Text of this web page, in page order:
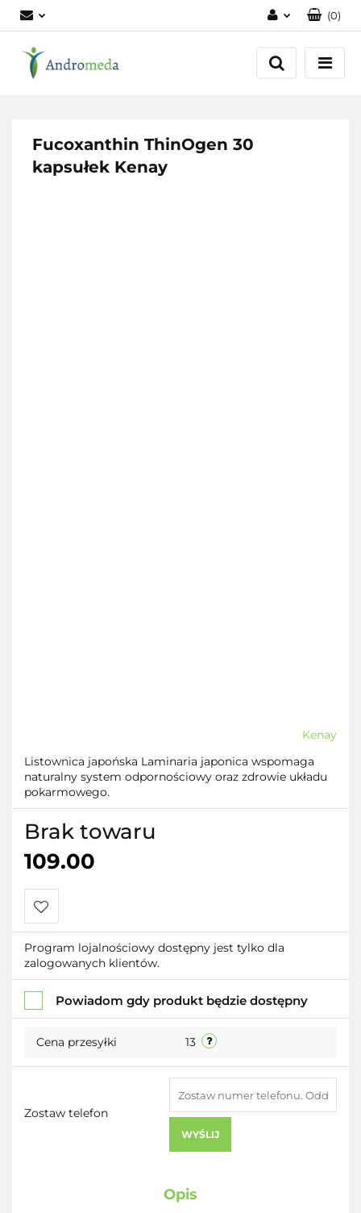
Zaloguj się
Zarejestruj się
(0)
Fucoxanthin ThinOgen 30
kapsułek Kenay
Kenay
Listownica japońska Laminaria japonica wspomaga
naturalny system odpornościowy oraz zdrowie układu
pokarmowego.
Brak towaru
109.00
Do
przechowalni
Program lojalnościowy dostępny jest tylko dla
zalogowanych klientów.
Powiadom gdy produkt będzie dostępny
Cena przesyłki 13
Zostaw telefon
WYŚLIJ
Opis